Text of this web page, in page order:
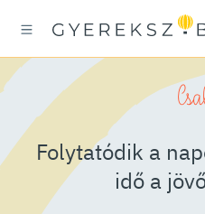
Folytatódik a
idő a